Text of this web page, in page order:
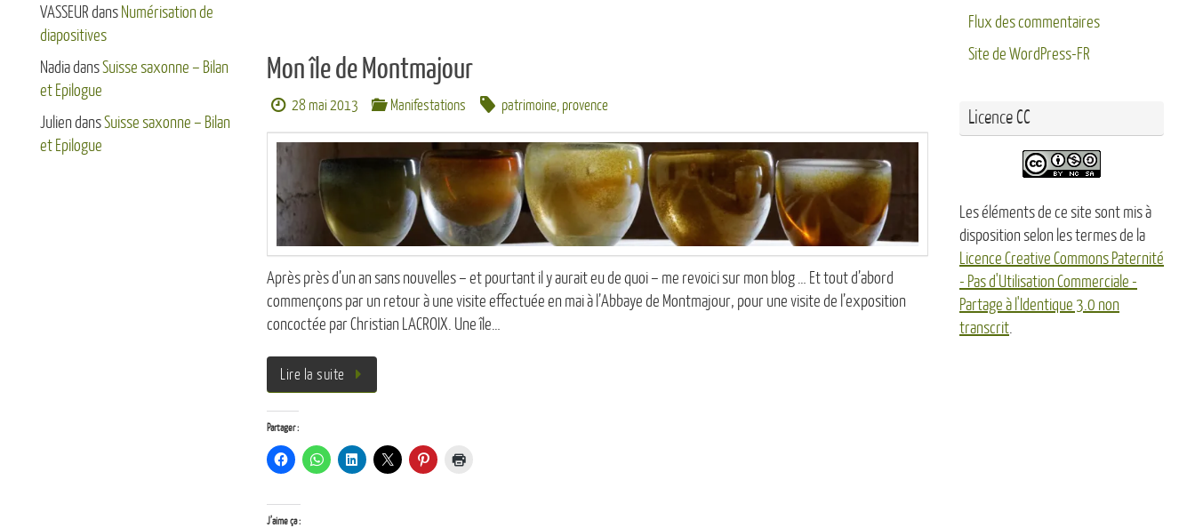
Mon île de Montmajour
28 mai 2013 Manifestations patrimoine, provence
Après près d’un an sans nouvelles – et pourtant il y aurait eu de quoi – me revoici sur mon blog … Et tout d’abord
commençons par un retour à une visite effectuée en mai à l’Abbaye de Montmajour, pour une visite de l’exposition
concoctée par Christian LACROIX. Une île…
Lire la suite
Partager :
J’aime ça :
VASSEUR dans Numérisation de
diapositives
NadiadansSuisse saxonne – Bilan
et Epilogue
Julien dansSuisse saxonne – Bilan
et Epilogue
Flux des commentaires
Site de WordPress-FR
Licence CC
Les éléments de ce site sont mis à
disposition selon les termes de la
Licence Creative Commons Paternité
- Pas d'Utilisation Commerciale -
Partage à l'Identique 3.0 non
transcrit